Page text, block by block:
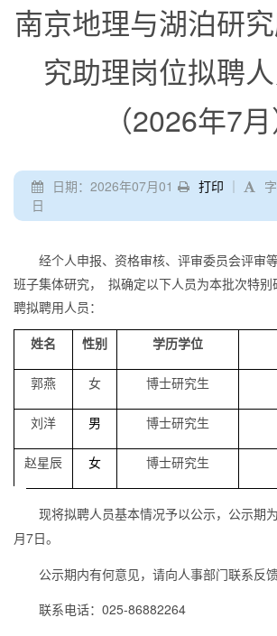
南京地理与湖泊研
究助理岗位拟聘
（2026年7月
打印 ｜
日期：2026年07月01
日
经个人申报、资格审核、评审委员会评审
班子集体研究， 拟确定以下人员为本批次特别
聘拟聘用人员：
姓名
性别 学历学位
郭燕 女 博士研究生
刘洋 男 博士研究生
赵星辰 女 博士研究生
现将拟聘人员基本情况予以公示，公示期
月7日。
公示期内有何意见，请向人事部门联系反馈
联系电话：025-86882264